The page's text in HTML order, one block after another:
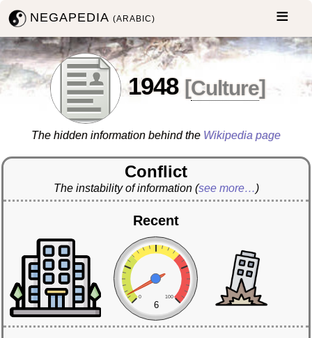
NEGAPEDIA(ARABIC)
1948 [Culture]
The hidden information behind the Wikipedia page
Conflict
The instability of information (see more…)
Recent
0 100
6